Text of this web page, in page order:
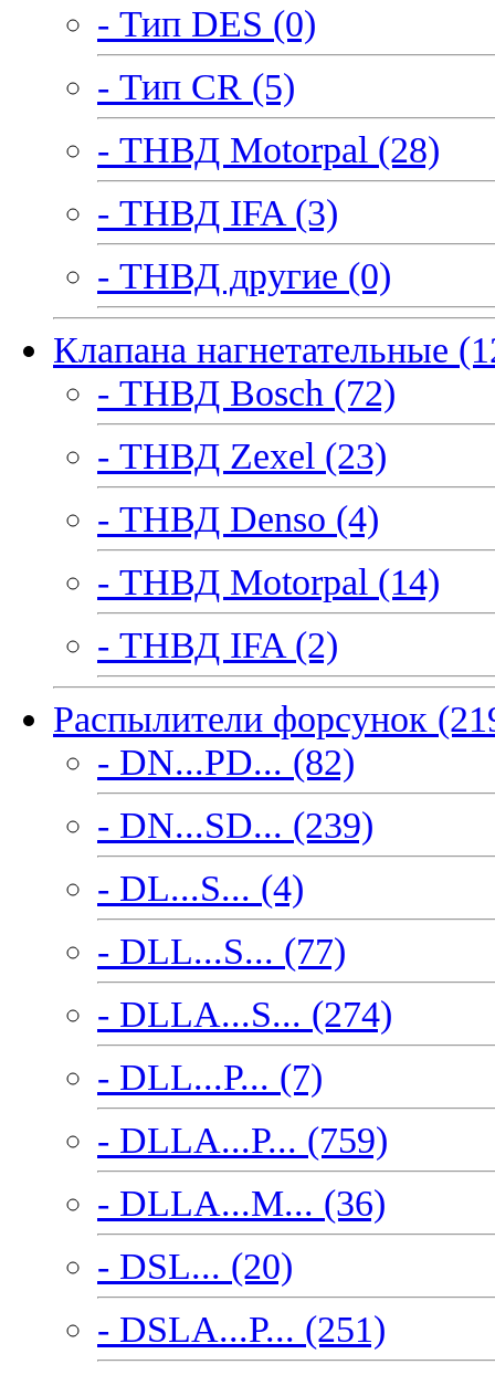
- Тип DES (0)
- Тип CR (5)
- ТНВД Motorpal (28)
- ТНВД IFA (3)
- ТНВД другие (0)
Клапана нагнетательные
- ТНВД Bosch (72)
- ТНВД Zexel (23)
- ТНВД Denso (4)
- ТНВД Motorpal (14)
- ТНВД IFA (2)
Распылители форсунок
- DN...PD... (82)
- DN...SD... (239)
- DL...S... (4)
- DLL...S... (77)
- DLLA...S... (274)
- DLL...P... (7)
- DLLA...P... (759)
- DLLA...M... (36)
- DSL... (20)
- DSLA...P... (251)